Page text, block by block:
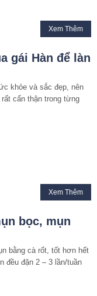
Xem Thêm
gái Hàn để làn
khỏe và sắc đẹp, nên
cẩn thận trong từng
Xem Thêm
bọc, mụn
bằng cà rốt, tốt hơn hết
đều đặn 2 – 3 lần/tuần